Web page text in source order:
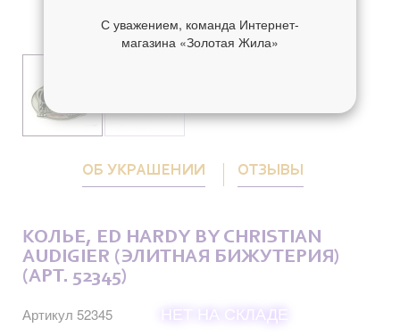
ОБ УКРАШЕНИИ ОТЗЫВЫ
КОЛЬЕ, ED HARDY BY CHRISTIAN
AUDIGIER (ЭЛИТНАЯ БИЖУТЕРИЯ)
(АРТ. 52345)
Артикул 52345 НЕТ НА СКЛАДЕ
С уважением, команда Интернет-
магазина «Золотая Жила»